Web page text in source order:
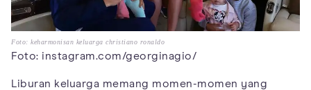
Foto: keharmonisan keluarga christiano ronaldo
Foto: instagram.com/georginagio/
Liburan keluarga memang momen-momen yang